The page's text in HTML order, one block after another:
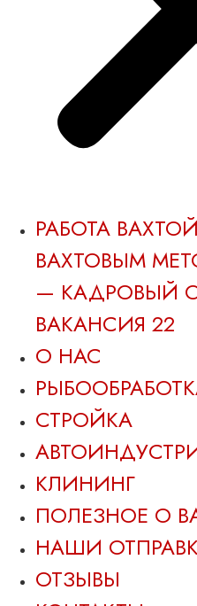
РАБОТА
ВАХТОВЫМ
— КАДРОВЫЙ
ВАКАНСИЯ 22
О НАС
СТРОЙКА
КЛИНИНГ
ПОЛЕЗНОЕ О
НАШИ
ОТЗЫВЫ